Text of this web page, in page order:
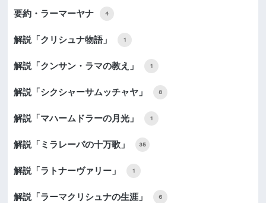
要約・ラーマーヤナ 4
解説「クリシュナ物語」 1
解説「クンサン・ラマの教え」 1
解説「シクシャーサムッチャヤ」 8
解説「マハームドラーの月光」 1
解説「ミラレーパの十万歌」 35
解説「ラトナーヴァリー」 1
解説「ラーマクリシュナの生涯」 6